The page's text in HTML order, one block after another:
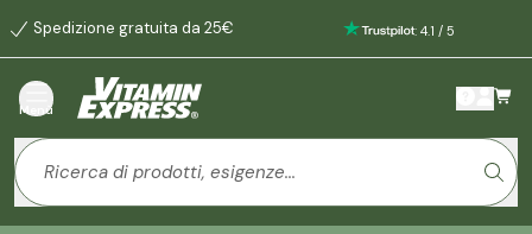
Spedizione gratuita da 25€ : 4.1 / 5
Menù